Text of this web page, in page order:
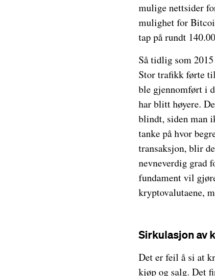
mulige nettsider
mulighet for
tap på rundt
Så tidlig som
Stor trafikk førte
ble gjennomført i
har blitt høyere.
blindt, siden man
tanke på hvor
transaksjon, blir
nevneverdig grad
fundament vil
kryptovalutaene,
Sirkulasjon av
Det er feil å si at
kjøp og salg. Det